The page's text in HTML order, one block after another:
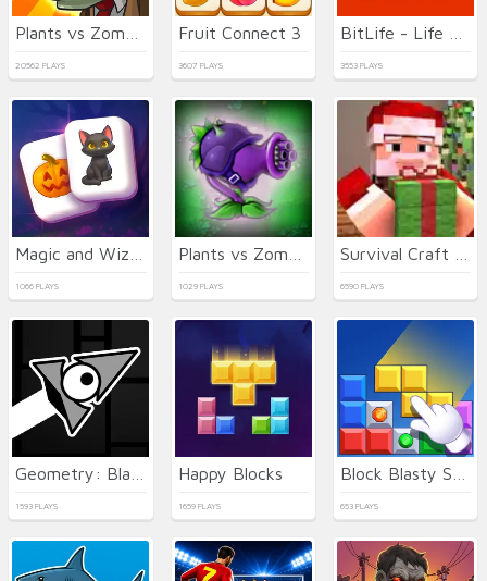
20562 PLAYS
Fruit Connect 3
3607 PLAYS 3553 PLAYS
1066 PLAYS 1029 PLAYS 6590 PLAYS
1593 PLAYS
Happy Blocks
1659 PLAYS 653 PLAYS